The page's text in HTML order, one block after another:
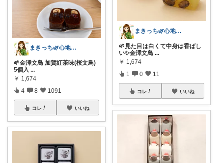
まきっち🌿心地よい暮らし🌿
🌱金澤文鳥 加賀紅茶味(桜文鳥)
5個入 ...
￥ 1,674
4 8 1091
コレ いいね
まきっち🌿心地よい暮らし🌿
🌱見た目は白くて中身は香ばし
い✨金澤文鳥 ...
￥ 1,674
1 0 11
コレ いいね